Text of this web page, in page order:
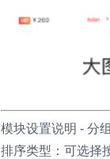
模块设置说明 - 分
排序类型：可选择